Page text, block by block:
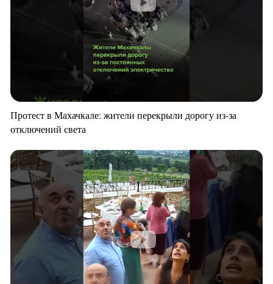
Протест в Махачкале: жители перекрыли дорогу из-за
отключений света